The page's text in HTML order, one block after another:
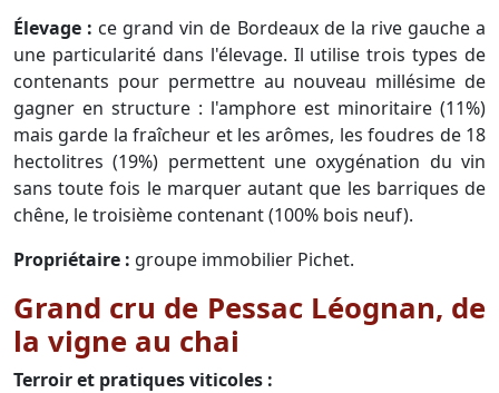
Élevage : ce grand vin de Bordeaux de la rive gauche a
une particularité dans l'élevage. Il utilise trois types de
contenants pour permettre au nouveau millésime de
gagner en structure : l'amphore est minoritaire (11%)
mais garde la fraîcheur et les arômes, les foudres de 18
hectolitres (19%) permettent une oxygénation du vin
sans toute fois le marquer autant que les barriques de
chêne, le troisième contenant (100% bois neuf).
Propriétaire : groupe immobilier Pichet.
Grand cru de Pessac Léognan, de
la vigne au chai
Terroir et pratiques viticoles :